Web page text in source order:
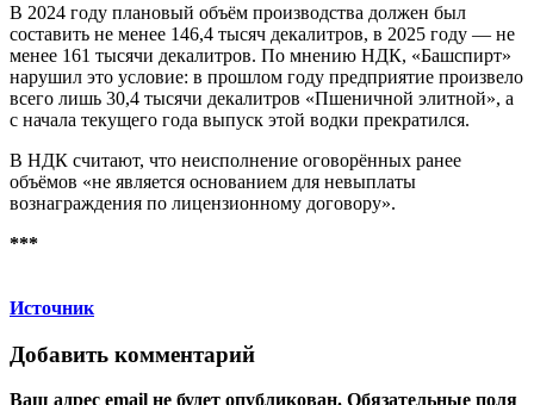
В 2024 году плановый объём производства должен был
составить не менее 146,4 тысяч декалитров, в 2025 году — не
менее 161 тысячи декалитров. По мнению НДК, «Башспирт»
нарушил это условие: в прошлом году предприятие произвело
всего лишь 30,4 тысячи декалитров «Пшеничной элитной», а
с начала текущего года выпуск этой водки прекратился.
В НДК считают, что неисполнение оговорённых ранее
объёмов «не является основанием для невыплаты
вознаграждения по лицензионному договору».
***
Источник
Добавить комментарий
Ваш адрес email не будет опубликован. Обязательные поля